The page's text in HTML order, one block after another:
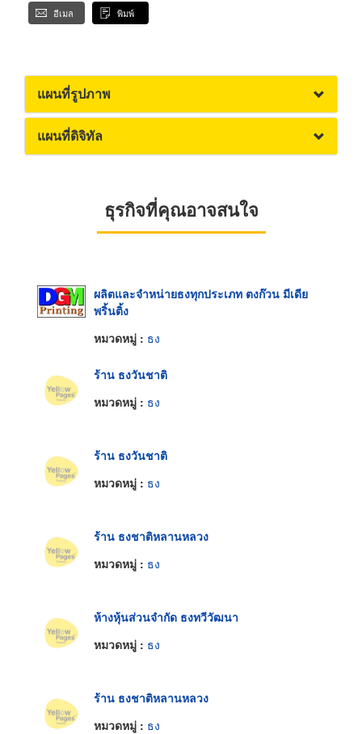
อีเมล พิมพ์
แผนที่รูปภาพ
แผนที่ดิจิทัล
ธุรกิจที่คุณอาจสนใจ
ผลิตและจำหน่ายธงทุกประเภท ตงก๊วน มีเดีย
พริ้นติ้ง
หมวดหมู่ : ธง
ร้าน ธงวันชาติ
หมวดหมู่ : ธง
ร้าน ธงวันชาติ
หมวดหมู่ : ธง
ร้าน ธงชาติหลานหลวง
หมวดหมู่ : ธง
ห้างหุ้นส่วนจำกัด ธงทวีวัฒนา
หมวดหมู่ : ธง
ร้าน ธงชาติหลานหลวง
หมวดหมู่ : ธง